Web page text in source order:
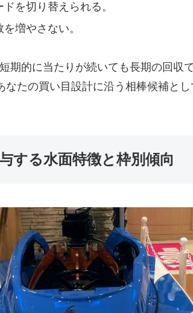
を切り替えられる。
増やさない。
期的に当たりが続いても長期の回収
たの買い目設計に沿う相棒候補と
する水面特徴と枠別傾向